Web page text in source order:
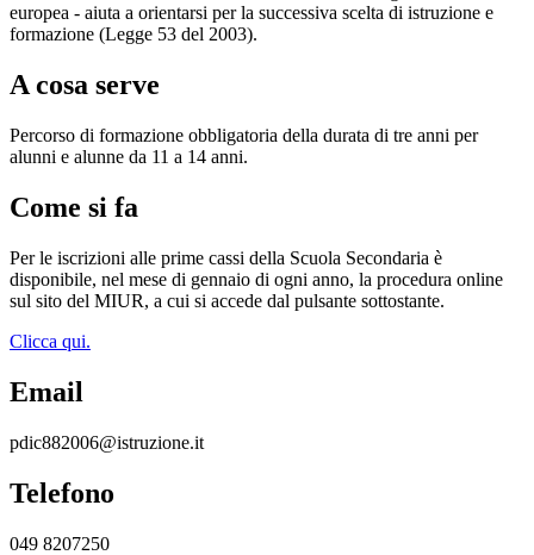
europea - aiuta a orientarsi per la successiva scelta di istruzione e
formazione (Legge 53 del 2003).
A cosa serve
Percorso di formazione obbligatoria della durata di tre anni per
alunni e alunne da 11 a 14 anni.
Come si fa
Per le iscrizioni alle prime cassi della Scuola Secondaria è
disponibile, nel mese di gennaio di ogni anno, la procedura online
sul sito del MIUR, a cui si accede dal pulsante sottostante.
Clicca qui.
Email
pdic882006@istruzione.it
Telefono
049 8207250